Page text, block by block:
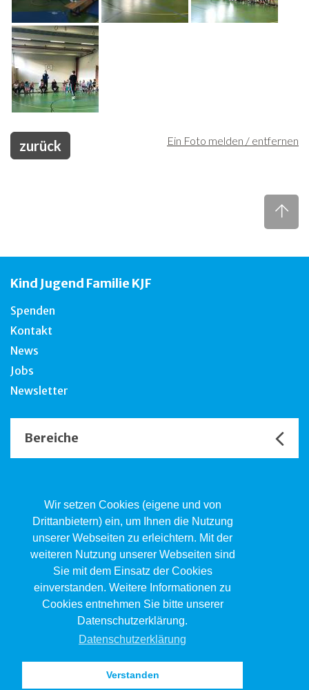
Wir setzen Cookies (eigene und von
Drittanbietern) ein, um Ihnen die Nutzung
unserer Webseiten zu erleichtern. Mit der
weiteren Nutzung unserer Webseiten sind
Sie mit dem Einsatz der Cookies
einverstanden. Weitere Informationen zu
Cookies entnehmen Sie bitte unserer
Datenschutzerklärung.
Datenschutzerklärung
Verstanden
Ein Foto melden / entfernen
zurück
Kind Jugend Familie KJF
Spenden
Kontakt
News
Jobs
Newsletter
Bereiche
Kind.Jugend.Familie KJF
Poststrasse 2, Postfach, 4410 Liestal
061 551 17 77
kjf@jsw.swiss